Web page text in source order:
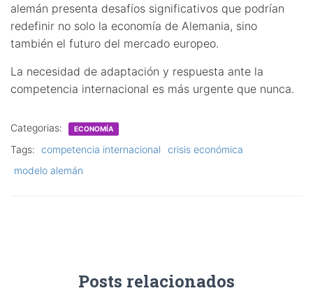
alemán presenta desafíos significativos que podrían
redefinir no solo la economía de Alemania, sino
también el futuro del mercado europeo.
La necesidad de adaptación y respuesta ante la
competencia internacional es más urgente que nunca.
Categorias: ECONOMÍA
Tags: competencia internacional
crisis económica
modelo alemán
Posts relacionados